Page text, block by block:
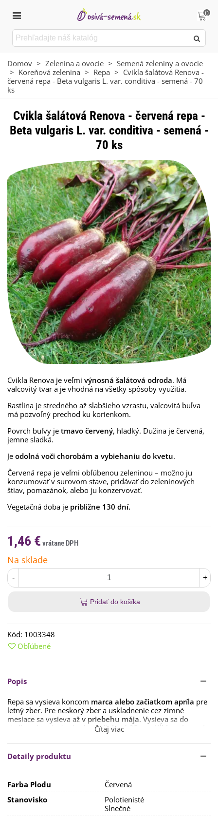
0
Domov > Zelenina a ovocie > Semená zeleniny a ovocie
> Koreňová zelenina > Repa > Cvikla šalátová Renova -
červená repa - Beta vulgaris L. var. conditiva - semená - 70
ks
Cvikla šalátová Renova - červená repa -
Beta vulgaris L. var. conditiva - semená -
70 ks
Cvikla Renova je veľmi výnosná šalátová odroda. Má
valcovitý tvar a je vhodná na všetky spôsoby využitia.
Rastlina je stredného až slabšieho vzrastu, valcovitá buľva
má pozvoľný prechod ku korienkom.
Povrch buľvy je tmavo červený, hladký. Dužina je červená,
jemne sladká.
Je odolná voči chorobám a vybiehaniu do kvetu.
Červená repa je veľmi obľúbenou zeleninou – možno ju
konzumovať v surovom stave, pridávať do zeleninových
štiav, pomazánok, alebo ju konzervovať.
Vegetačná doba je približne 130 dní.
1,46 €
Na sklade
- +
Pridať do košíka
Kód: 1003348
Obľúbené
Popis
Repa sa vysieva koncom marca alebo začiatkom apríla pre
letný zber. Pre neskorý zber a uskladnenie cez zimné
mesiace sa vysieva až v priebehu mája. Vysieva sa do
riadkov, ktoré sú od seba vzdialené 25 cm. Hĺbka výsevu je
0,5 cm. Doba klíčenia je 10 dní a viac.
na 10 – 15 cm od seba.
Repa je rastlinoudruhej a tretej trate.
organickým hnojivom
. Rastlina nie je náročná na pôdu, ani
na miesto pestovania. Možno ju pestovať v
i silno humóznej pôde
. Ani zálievka nie je príliš nutná,
Čítaj viac
Detaily produktu
Farba Plodu
Červená
Stanovisko
Polotienisté
Slnečné